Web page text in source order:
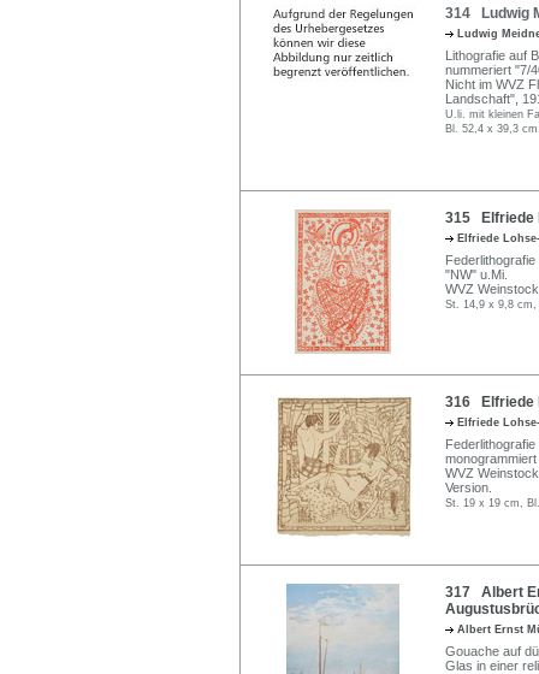
314 Ludwig
Ludwig
Lithografie auf
nummeriert "7/
Nicht im WVZ
Landschaft",
U.li. mit kleinen
Bl. 52,4 x 39,3
315 Elfriede
Elfriede
"NW" u.Mi.
WVZ
St. 14,9 x 9,8
316 Elfriede
Elfriede
monogrammiert
WVZ
Version.
St. 19 x 19 cm,
317 Albert
Albert Ernst
Gouache auf
Glas in einer